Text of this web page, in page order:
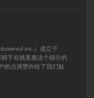
inc.）成立于
于在线客服这个细分的
的点滴赞许给了我们贴